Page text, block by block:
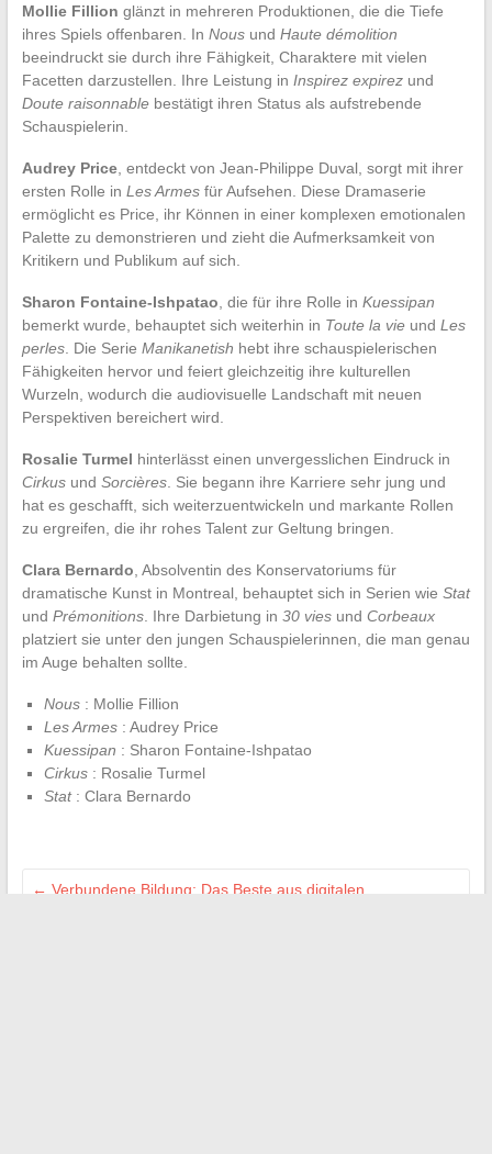
Mollie Fillion glänzt in mehreren Produktionen, die die Tiefe
ihres Spiels offenbaren. In Nousund Haute démolition
beeindruckt sie durch ihre Fähigkeit, Charaktere mit vielen
Facetten darzustellen. Ihre Leistung in Inspirez expirezund
Doute raisonnablebestätigt ihren Status als aufstrebende
Schauspielerin.
Audrey Price, entdeckt von Jean-Philippe Duval, sorgt mit ihrer
ersten Rolle in Les Armesfür Aufsehen. Diese Dramaserie
ermöglicht es Price, ihr Können in einer komplexen emotionalen
Palette zu demonstrieren und zieht die Aufmerksamkeit von
Kritikern und Publikum auf sich.
Sharon Fontaine-Ishpatao , die für ihre Rolle in Kuessipan
bemerkt wurde, behauptet sich weiterhin in Toute la vieund Les
perles. Die Serie Manikanetish hebt ihre schauspielerischen
Fähigkeiten hervor und feiert gleichzeitig ihre kulturellen
Wurzeln, wodurch die audiovisuelle Landschaft mit neuen
Perspektiven bereichert wird.
Rosalie Turmel hinterlässt einen unvergesslichen Eindruck in
Cirkusund Sorcières. Sie begann ihre Karriere sehr jung und
hat es geschafft, sich weiterzuentwickeln und markante Rollen
zu ergreifen, die ihr rohes Talent zur Geltung bringen.
Clara Bernardo , Absolventin des Konservatoriums für
dramatische Kunst in Montreal, behauptet sich in Serien wie Stat
und Prémonitions. Ihre Darbietung in 30 viesund Corbeaux
platziert sie unter den jungen Schauspielerinnen, die man genau
im Auge behalten sollte.
Nous: Mollie Fillion
Les Armes: Audrey Price
Kuessipan : Sharon Fontaine-Ishpatao
Cirkus: Rosalie Turmel
Stat: Clara Bernardo
← Verbundene Bildung: Das Beste aus digitalen